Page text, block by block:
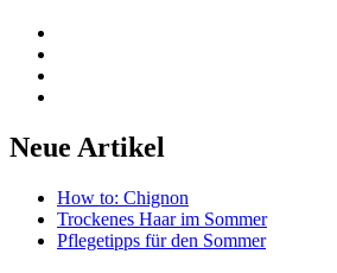
Neue Artikel
How to: Chignon
Trockenes Haar im Sommer
Pflegetipps für den Sommer